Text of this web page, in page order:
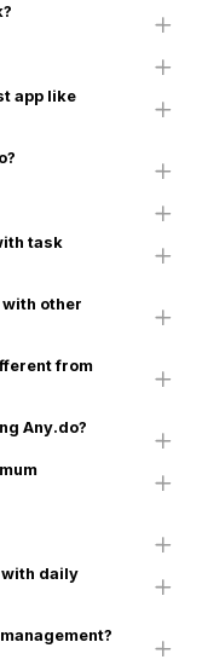
app like
task
other
from
Any.do?
with daily